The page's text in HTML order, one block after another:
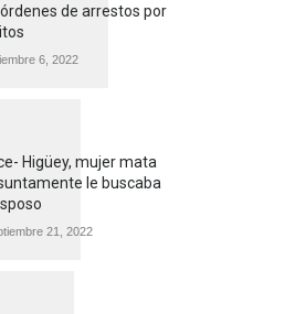
de arrestos por
6, 2022
Higüey, mujer mata
le buscaba
21, 2022